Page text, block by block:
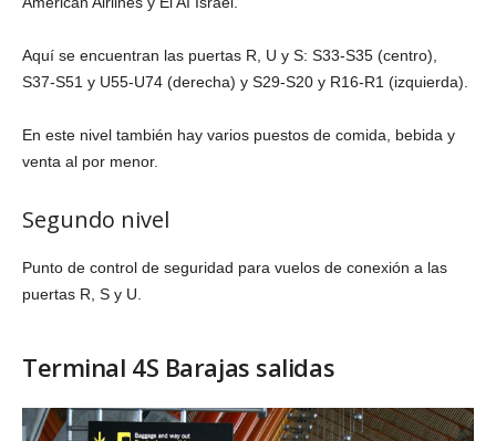
Aquí se encuentran las puertas R, U y S: S33-S35 (centro),
S37-S51 y U55-U74 (derecha) y S29-S20 y R16-R1 (izquierda).
En este nivel también hay varios puestos de comida, bebida y
venta al por menor.
Segundo nivel
Punto de control de seguridad para vuelos de conexión a las
puertas R, S y U.
Terminal 4S Barajas salidas